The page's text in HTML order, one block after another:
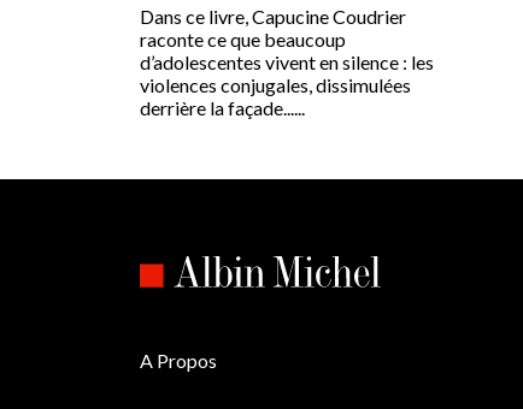
Dans ce livre, Capucine Coudrier
raconte ce que beaucoup
d’adolescentes vivent en silence : les
violences conjugales, dissimulées
derrière la façade......
A Propos